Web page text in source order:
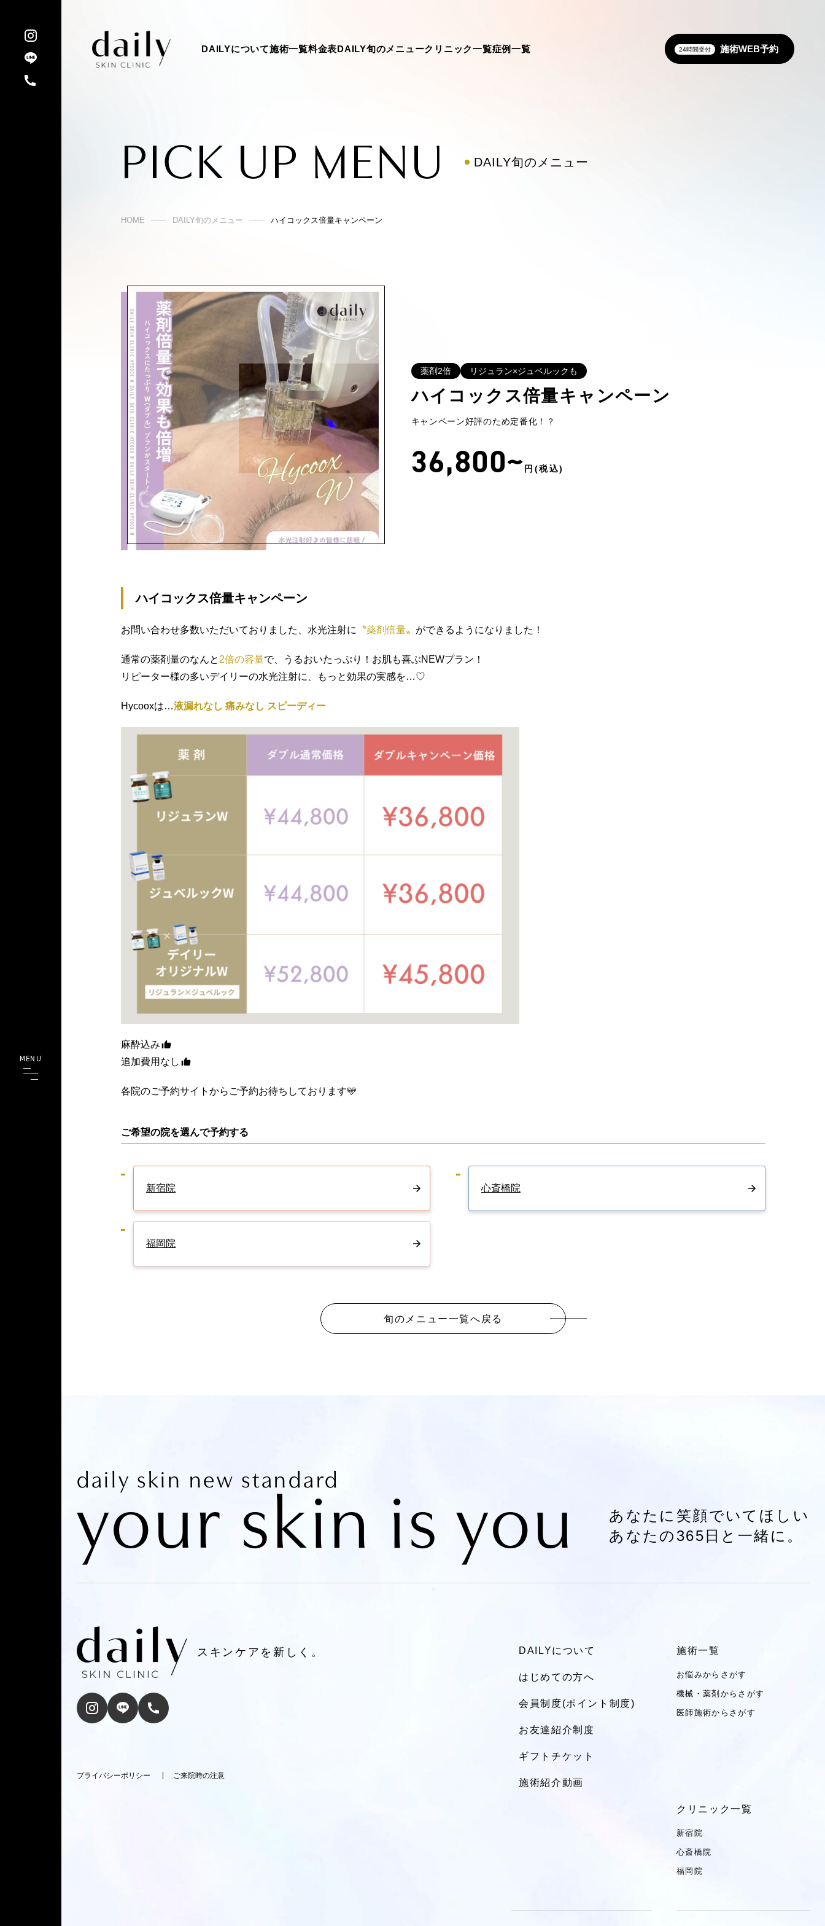
MENU
DAILYについて施術一覧料金表DAILY旬のメニュークリニック一覧症例一覧 24時間受付 施術WEB予約
PICK UP MENU DAILY旬のメニュー
HOME DAILY旬のメニュー ハイコックス倍量キャンペーン
薬剤2倍 リジュラン×ジュベルックも
ハイコックス倍量キャンペーン
キャンペーン好評のため定番化！？
36,800~ 円(税込)
ハイコックス倍量キャンペーン
お問い合わせ多数いただいておりました、水光注射に 〝薬剤倍量〟 ができるようになりました！
通常の薬剤量のなんと 2倍の容量で、うるおいたっぷり！お肌も喜ぶNEWプラン！
リピーター様の多いデイリーの水光注射に、もっと効果の実感を…♡
Hycooxは…液漏れなし 痛みなし スピーディー
麻酔込み
追加費用なし
各院のご予約サイトからご予約お待ちしております🩵
ご希望の院を選んで予約する
新宿院 心斎橋院
福岡院
旬のメニュー一覧へ戻る
daily skin new standard
your skin is you
あなたに笑顔でいてほしい
あなたの365日と一緒に。
スキンケアを新しく。
プライバシーポリシー ご来院時の注意
DAILYについて
はじめての方へ
会員制度(ポイント制度)
お友達紹介制度
ギフトチケット
施術紹介動画
施術一覧
お悩みからさがす
機械・薬剤からさがす
医師施術からさがす
クリニック一覧
新宿院
心斎橋院
福岡院